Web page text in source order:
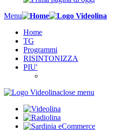
Menu
Home
TG
Programmi
RISINTONIZZA
PIU'
close menu